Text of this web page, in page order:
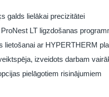
galds lielākai precizitātei
ProNest LT ligzdošanas
lietošanai ar HYPERTHERM
izveidots darbam
pielāgotiem risinājumiem